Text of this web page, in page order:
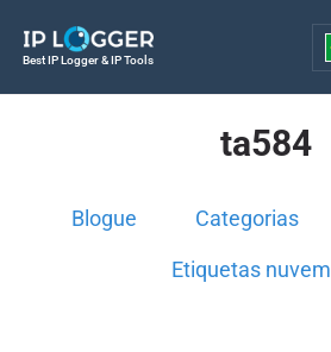
Best IP Logger & IP Tools
ta584
Blogue Categorias
Etiquetas nuvem